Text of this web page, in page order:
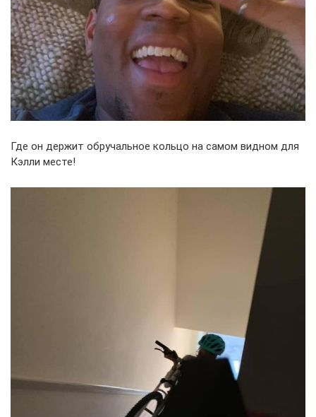
Где он держит обручальное кольцо на самом видном для
Кэлли месте!